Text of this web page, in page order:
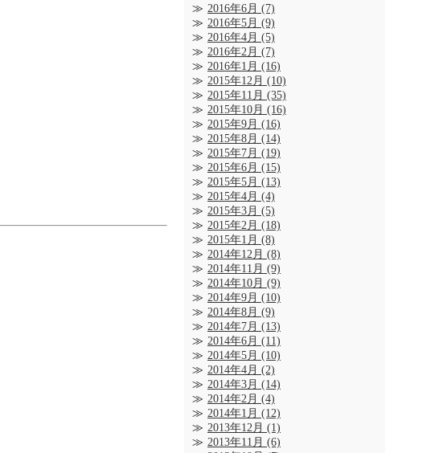
2016年6月 (7)
2016年5月 (9)
2016年4月 (5)
2016年2月 (7)
2016年1月 (16)
2015年12月 (10)
2015年11月 (35)
2015年10月 (16)
2015年9月 (16)
2015年8月 (14)
2015年7月 (19)
2015年6月 (15)
2015年5月 (13)
2015年4月 (4)
2015年3月 (5)
2015年2月 (18)
2015年1月 (8)
2014年12月 (8)
2014年11月 (9)
2014年10月 (9)
2014年9月 (10)
2014年8月 (9)
2014年7月 (13)
2014年6月 (11)
2014年5月 (10)
2014年4月 (2)
2014年3月 (14)
2014年2月 (4)
2014年1月 (12)
2013年12月 (1)
2013年11月 (6)